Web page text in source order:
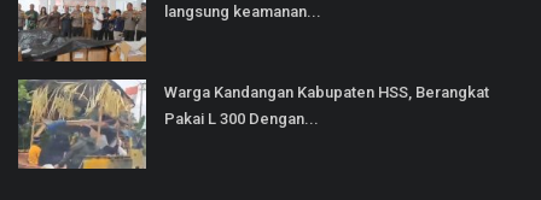
langsung keamanan...
Warga Kandangan Kabupaten HSS, Berangkat
Pakai L 300 Dengan...